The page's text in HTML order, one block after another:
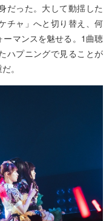
だった。大して動揺した
チャ」へと切り替え、何
マンスを魅せる。1曲聴
ハプニングで見ることが
。